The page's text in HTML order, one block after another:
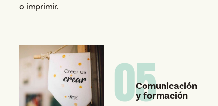
o imprimir.
05Comunicación
y formación